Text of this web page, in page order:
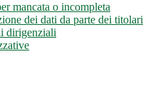
mancata o incompleta
dei dati da parte dei titolari
dirigenziali